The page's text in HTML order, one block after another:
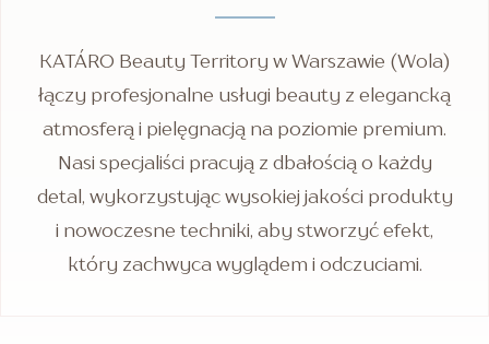
KATÁRO Beauty Territory w Warszawie (Wola)
łączy profesjonalne usługi beauty z elegancką
atmosferą i pielęgnacją na poziomie premium.
Nasi specjaliści pracują z dbałością o każdy
detal, wykorzystując wysokiej jakości produkty
i nowoczesne techniki, aby stworzyć efekt,
który zachwyca wyglądem i odczuciami.